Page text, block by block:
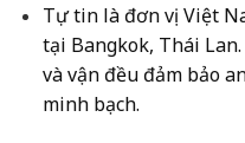
Tự tin là đơn vị Việt
tại Bangkok, Thái
và vận đều đảm bảo
minh bạch.